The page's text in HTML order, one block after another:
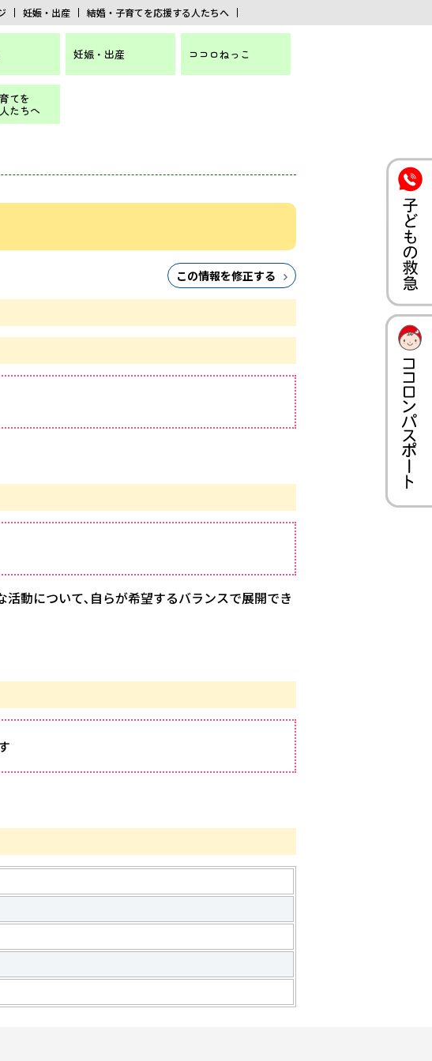
妊娠・出産 結婚・子育てを応援する人たちへ
妊娠・出産 ココロねっこ
てを
たちへ
この情報を修正する
動について､自らが希望するバランスで展開でき